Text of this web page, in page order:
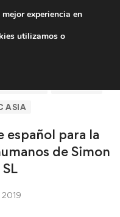
de 75€ de descuento.
ASIA
español para la
de Simon
experiencia en
utilizamos o